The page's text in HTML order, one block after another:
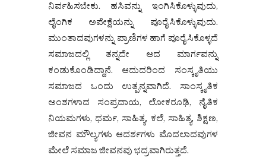
ನಿರ್ವಹಿಸಬೇಕು. ಹಸಿವನ್ನು ಇಂಗಿಸಿಕೊಳ್ಳುವುದು,
ಲೈಂಗಿಕ ಅಪೇಕ್ಷೆಯನ್ನು ಪೂರೈಸಿಕೊಳ್ಳುವುದು.
ಮುಂತಾದವುಗಳನ್ನು ಪ್ರಾಣಿಗಳ ಹಾಗೆ ಪೂರೈಸಿಕೊಳ್ಳದೆ
ಸಮಾಜದಲ್ಲಿ ತನ್ನದೇ ಆದ ಮಾರ್ಗವನ್ನು
ಕಂಡುಕೊಂಡಿದ್ದಾನೆ. ಆದುದರಿಂದ ಸಂಸ್ಕೃತಿಯು
ಸಮಾಜದ ಒಂದು ಉತ್ಪನ್ನವಾಗಿದೆ. ಸಾಂಸ್ಕೃತಿಕ
ಅಂಶಗಳಾದ ಸಂಪ್ರದಾಯ, ಲೋಕರೂಢಿ, ನೈತಿಕ
ನಿಯಮಗಳು, ಧರ್ಮ, ಸಾಹಿತ್ಯ, ಕಲೆ, ಸಾಹಿತ್ಯ, ಶಿಕ್ಷಣ,
ಜೀವನ ಮೌಲ್ಯಗಳು ಆದರ್ಶಗಳು ಮೊದಲಾದವುಗಳ
ಮೇಲೆ ಸಮಾಜ ಜೀವನವು ಭದ್ರವಾಗಿರುತ್ತದೆ.